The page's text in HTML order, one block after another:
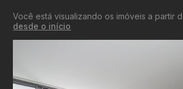
Maior Valor
Menor Área
Você está visualizando os imóveis a partir
desde o início